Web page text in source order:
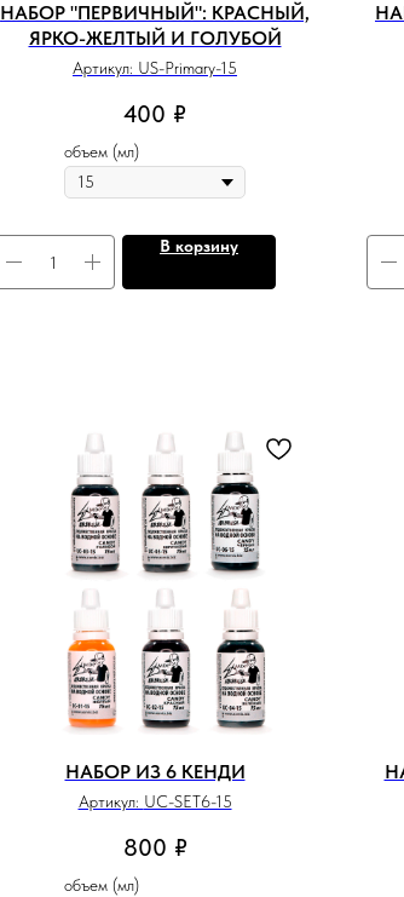
НАБОР "ПЕРВИЧНЫЙ": КРАСНЫЙ,
ЯРКО-ЖЕЛТЫЙ И ГОЛУБОЙ
Артикул: US-Primary-15
400 ₽
объем (мл)
В корзину
НАБОР ИЗ 6 КЕНДИ
Артикул: UC-SET6-15
800 ₽
объем (мл)